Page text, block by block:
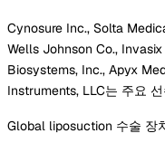
Cynosure Inc., Solta
Wells Johnson Co.,
Biosystems, Inc., Apyx
Instruments, LLC는 주요
Global liposuction 수술 장